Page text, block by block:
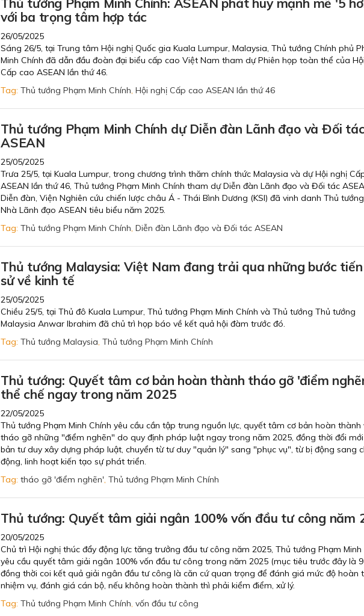
với ba trọng tâm hợp tác
26/05/2025
Sáng 26/5, tại Trung tâm Hội nghị Quốc gia Kuala Lumpur, Malaysia, Thủ tướng Chính phủ
Minh Chính đã dẫn đầu đoàn đại biểu cấp cao Việt Nam tham dự Phiên họp toàn thể của
Cấp cao ASEAN lần thứ 46.
Tag: Thủ tướng Phạm Minh Chính, Hội nghị Cấp cao ASEAN lần thứ 46
Thủ tướng Phạm Minh Chính dự Diễn đàn Lãnh đạo và Đối
ASEAN
25/05/2025
Trưa 25/5, tại Kuala Lumpur, trong chương trình thăm chính thức Malaysia và dự Hội nghị
ASEAN lần thứ 46, Thủ tướng Phạm Minh Chính tham dự Diễn đàn Lãnh đạo và Đối tác
Diễn đàn, Viện Nghiên cứu chiến lược châu Á - Thái Bình Dương (KSI) đã vinh danh Thủ
Nhà Lãnh đạo ASEAN tiêu biểu năm 2025.
Tag: Thủ tướng Phạm Minh Chính, Diễn đàn Lãnh đạo và Đối tác ASEAN
Thủ tướng Malaysia: Việt Nam đang trải qua những bước
sử về kinh tế
25/05/2025
Chiều 25/5, tại Thủ đô Kuala Lumpur, Thủ tướng Phạm Minh Chính và Thủ tướng Thủ tướng
Malaysia Anwar Ibrahim đã chủ trì họp báo về kết quả hội đàm trước đó.
Tag: Thủ tướng Malaysia, Thủ tướng Phạm Minh Chính
Thủ tướng: Quyết tâm cơ bản hoàn thành tháo gỡ 'điểm
thể chế ngay trong năm 2025
22/05/2025
Thủ tướng Phạm Minh Chính yêu cầu cần tập trung nguồn lực, quyết tâm cơ bản hoàn thành
tháo gỡ những "điểm nghẽn" do quy định pháp luật ngay trong năm 2025, đồng thời đổi
bản tư duy xây dựng pháp luật, chuyển từ tư duy "quản lý" sang "phục vụ", từ bị động sang
động, linh hoạt kiến tạo sự phát triển.
Tag: tháo gỡ 'điểm nghẽn', Thủ tướng Phạm Minh Chính
Thủ tướng: Quyết tâm giải ngân 100% vốn đầu tư công năm
20/05/2025
Chủ trì Hội nghị thúc đẩy động lực tăng trưởng đầu tư công năm 2025, Thủ tướng Phạm Minh
yêu cầu quyết tâm giải ngân 100% vốn đầu tư công trong năm 2025 (mục tiêu trước đây là
đồng thời coi kết quả giải ngân đầu tư công là căn cứ quan trọng để đánh giá mức độ hoàn
nhiệm vụ, đánh giá cán bộ, nếu không hoàn thành thì phải kiểm điểm, xử lý.
Tag: Thủ tướng Phạm Minh Chính, vốn đầu tư công